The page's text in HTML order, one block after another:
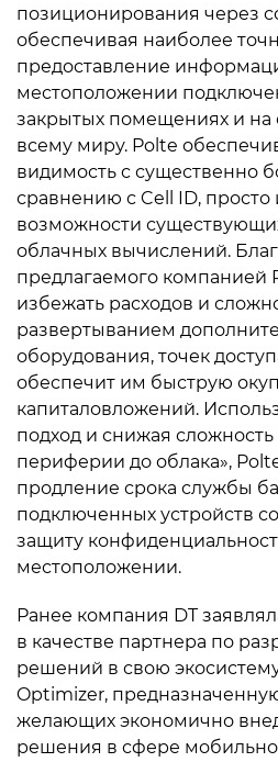
позиционирования через
обеспечивая наиболее
предоставление
местоположении
закрытых помещениях и на
всему миру. Polte
видимость с существенно
сравнению с Cell ID, просто
возможности
облачных вычислений.
предлагаемого компанией
избежать расходов и
развертыванием
оборудования, точек
обеспечит им быструю
капиталовложений.
подход и снижая
периферии до облака»,
продление срока службы
подключенных устройств
защиту
местоположении.
Ранее компания DT
в качестве партнера по
решений в свою
Optimizer,
желающих экономично
решения в сфере